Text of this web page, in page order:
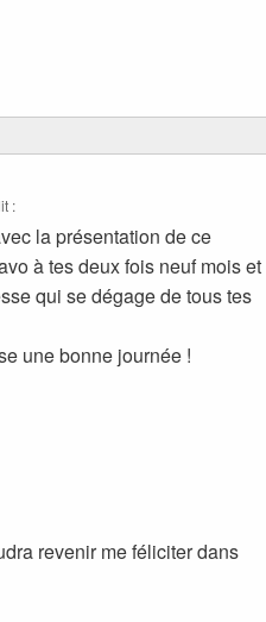
:
la présentation de ce
à tes deux fois neuf mois et
qui se dégage de tous tes
une bonne journée !
revenir me féliciter dans